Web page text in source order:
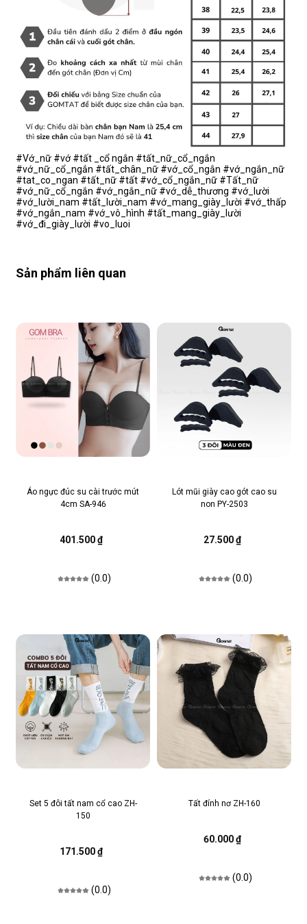
#Vớ_nữ #vớ #tất _cổ ngắn #tất_nữ_cổ_ngắn
#vớ_nữ_cổ_ngắn #tất_chân_nữ #vớ_cổ_ngắn #vớ_ngắn_nữ
#tat_co_ngan #tất_nữ #tất #vớ_cổ_ngắn_nữ #Tất_nữ
#vớ_nữ_cổ_ngắn #vớ_ngắn_nữ #vớ_dễ_thương #vớ_lười
#vớ_lười_nam #tất_lười_nam #vớ_mang_giày_lười #vớ_thấp
#vớ_ngắn_nam #vớ_vô_hình #tất_mang_giày_lười
#vớ_đi_giày_lười #vo_luoi
Sản phẩm liên quan
Áo ngực đúc su cài trước mút
4cm SA-946
401.500 ₫
(0.0)
Lót mũi giày cao gót cao su
non PY-2503
27.500 ₫
(0.0)
Set 5 đôi tất nam cổ cao ZH-
150
171.500 ₫
(0.0)
Tất đính nơ ZH-160
60.000 ₫
(0.0)